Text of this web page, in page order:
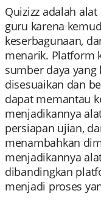
Quizizz adalah
guru karena
keserbagunaan,
menarik. Platform
sumber daya yang
disesuaikan dan
dapat memantau
menjadikannya
persiapan ujian,
menambahkan
menjadikannya
dibandingkan
menjadi proses